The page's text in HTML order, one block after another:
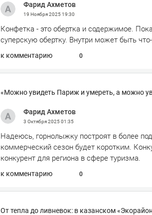
Фарид Ахметов
19 Ноября 202519:30
Конфетка - это обертка и содержимое.
суперскую обертку. Внутри может быть
к комментарию 0
«Можно увидеть Париж и умереть, а можно
Фарид Ахметов
3 Октября 202501:35
Надеюсь, горнолыжку построят в более
коммерческий сезон будет коротким.
конкурент для региона в сфере туризма.
к комментарию 0
От тепла до ливневок: в казанском